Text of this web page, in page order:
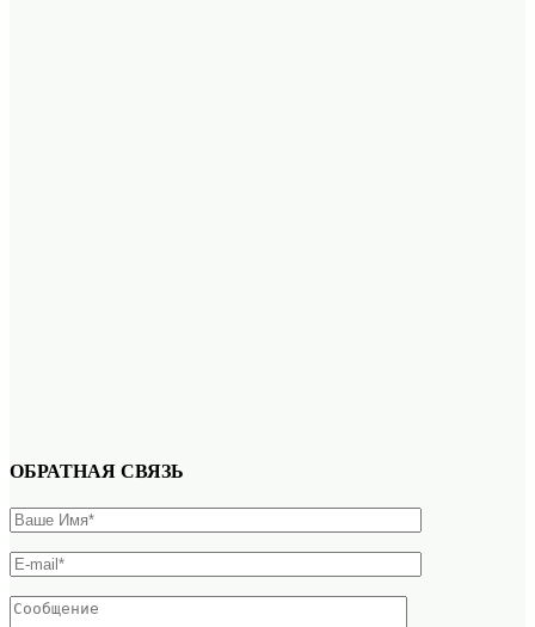
ОБРАТНАЯ СВЯЗЬ